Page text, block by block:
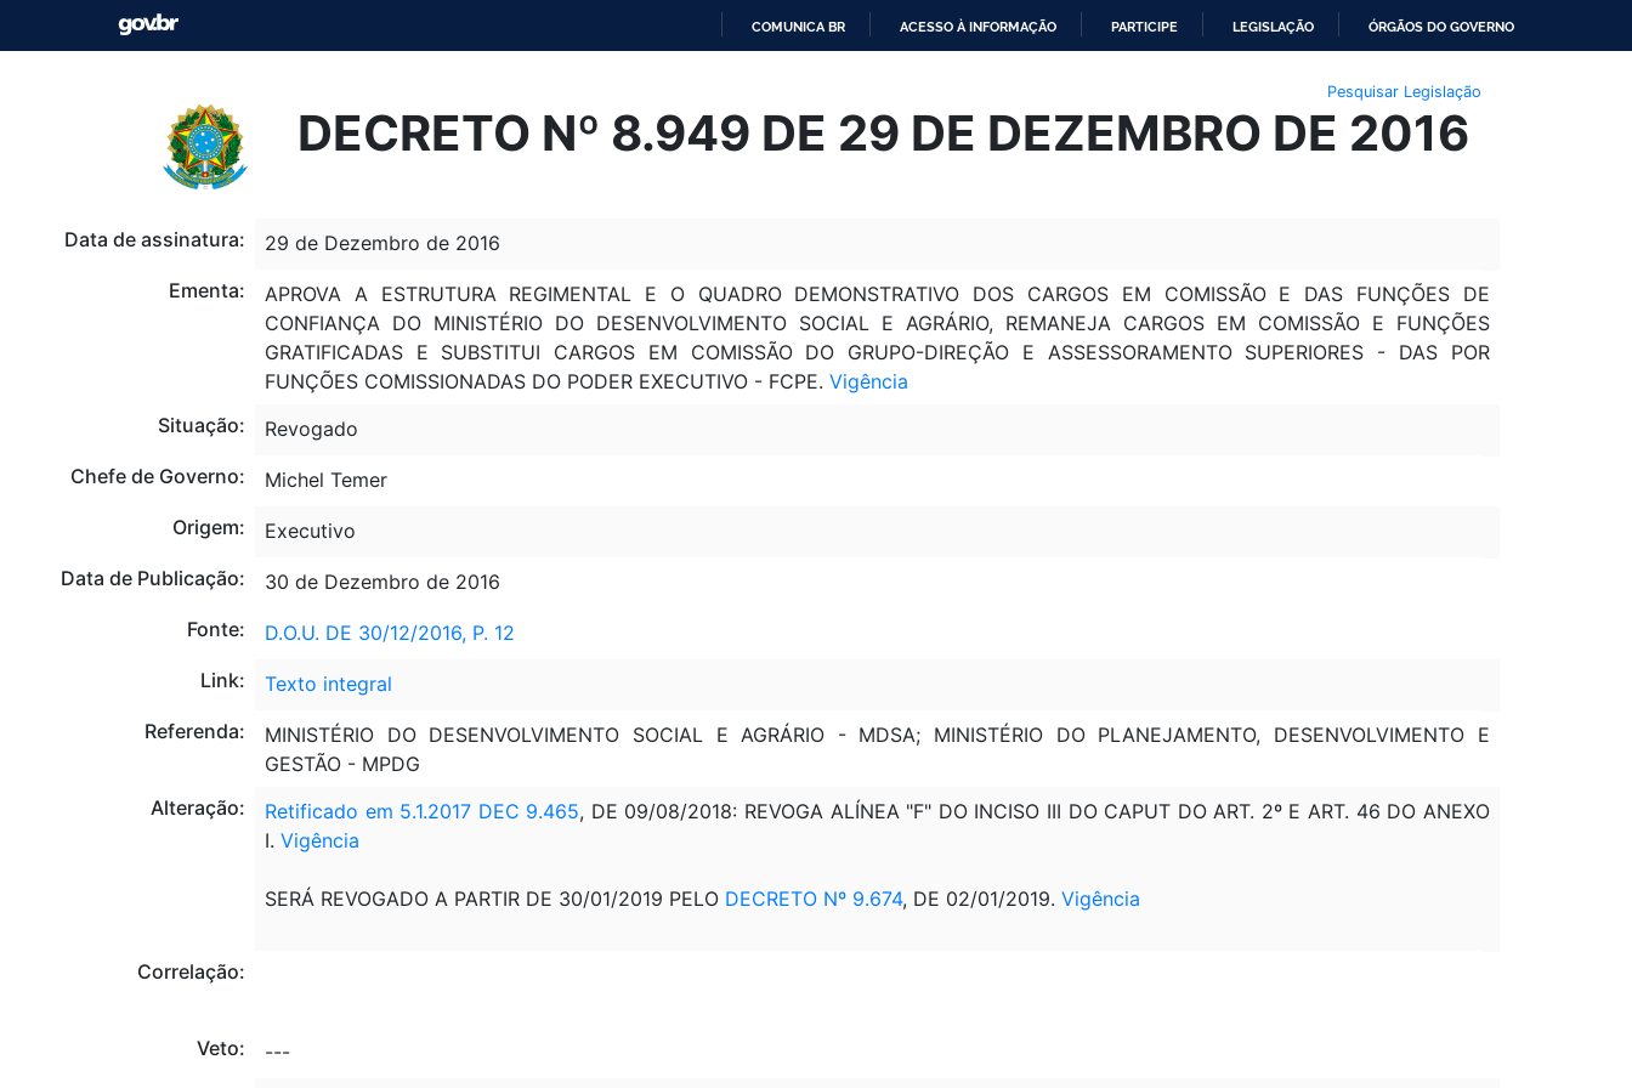
O
CONTEÚDO
COMUNICA BR ACESSO À INFORMAÇÃO PARTICIPE LEGISLAÇÃO ÓRGÃOS DO GOVERNO
Pesquisar Legislação
DECRETO Nº 8.949 DE 29 DE DEZEMBRO DE 2016
Data de assinatura:
29 de Dezembro de 2016
Ementa:
APROVA A ESTRUTURA REGIMENTAL E O QUADRO DEMONSTRATIVO DOS CARGOS EM COMISSÃO E DAS FUNÇÕES DE
CONFIANÇA DO MINISTÉRIO DO DESENVOLVIMENTO SOCIAL E AGRÁRIO, REMANEJA CARGOS EM COMISSÃO E FUNÇÕES
GRATIFICADAS E SUBSTITUI CARGOS EM COMISSÃO DO GRUPO-DIREÇÃO E ASSESSORAMENTO SUPERIORES - DAS POR
FUNÇÕES COMISSIONADAS DO PODER EXECUTIVO - FCPE. Vigência
Situação:
Revogado
Chefe de Governo:
Michel Temer
Origem:
Executivo
Data de Publicação:
30 de Dezembro de 2016
Fonte:
D.O.U. DE 30/12/2016, P. 12
Link:
Texto integral
Referenda:
MINISTÉRIO DO DESENVOLVIMENTO SOCIAL E AGRÁRIO - MDSA; MINISTÉRIO DO PLANEJAMENTO, DESENVOLVIMENTO E
GESTÃO - MPDG
Alteração:
Retificado em 5.1.2017 DEC 9.465, DE 09/08/2018: REVOGA ALÍNEA "F" DO INCISO III DO CAPUT DO ART. 2º E ART. 46 DO ANEXO
I. Vigência
SERÁ REVOGADO A PARTIR DE 30/01/2019 PELO DECRETO Nº 9.674, DE 02/01/2019. Vigência
Correlação:
Veto:
---